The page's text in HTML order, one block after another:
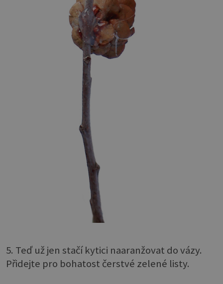
5. Teď už jen stačí kytici naaranžovat do vázy.
Přidejte pro bohatost čerstvé zelené listy.